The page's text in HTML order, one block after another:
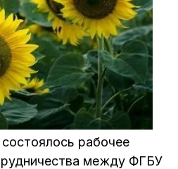
рабочее
между ФГБУ